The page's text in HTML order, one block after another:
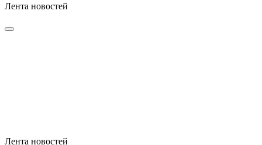
Лента новостей
Лента новостей